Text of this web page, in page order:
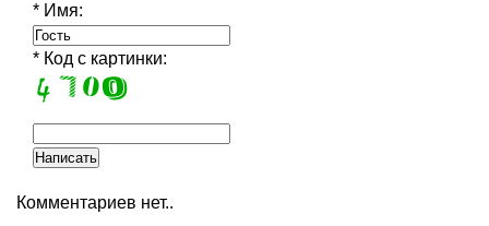
* Имя:
* Код с картинки:
Комментариев нет..